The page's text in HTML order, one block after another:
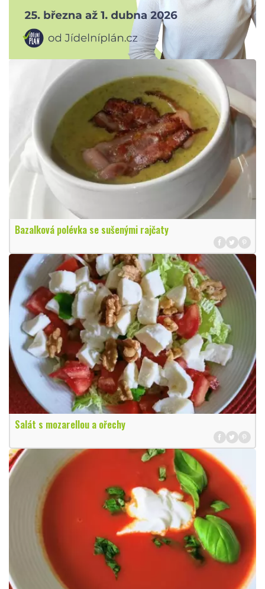
Bazalková polévka se sušenými rajčaty
Salát s mozarellou a ořechy